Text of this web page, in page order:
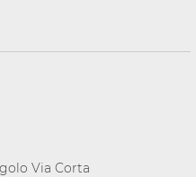
Via Corta